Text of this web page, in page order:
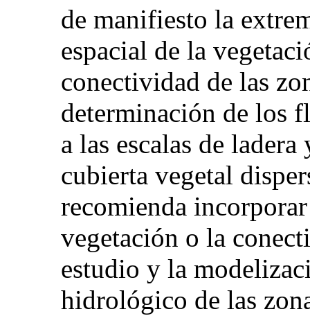
de manifiesto la
espacial de la
conectividad de las
determinación de los
a las escalas de
cubierta vegetal
recomienda
vegetación o la
estudio y la
hidrológico de las